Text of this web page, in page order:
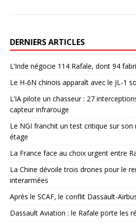
DERNIERS ARTICLES
L’Inde négocie 114 Rafale, dont 94
Le H-6N chinois apparaît avec le JL-1
L’IA pilote un chasseur : 27
capteur infrarouge
Le NGI franchit un test critique sur
étage
La France face au choix urgent entre
La Chine dévoile trois drones pour le
interarmées
Après le SCAF, le conflit Dassault-
Dassault Aviation : le Rafale porte les